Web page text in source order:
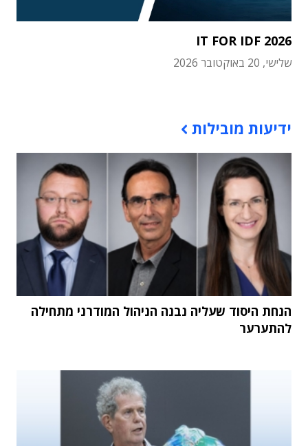
IT FOR IDF 2026
שלישי, 20 באוקטובר 2026
ידיעות מובילות
הנחת היסוד שעליה נבנה הניהול המודרני מתחילה
להתערער